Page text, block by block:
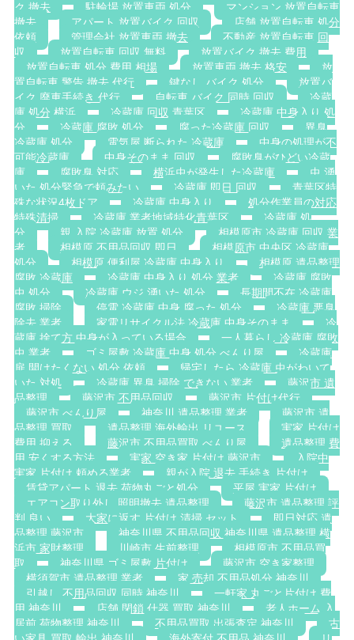
ク 撤去
駐輪場 放置車両 処分
マンション 放置自転車
撤去
アパート 放置バイク 回収
店舗 放置自転車 処分
依頼
管理会社 放置車両 撤去
不動産 放置自転車 回
収
放置自転車 回収 無料
放置バイク 撤去 費用
放置自転車 処分 費用 相場
放置車両 撤去 格安
放
置自転車 警告 撤去 代行
鍵なし バイク 処分
放置バ
イク 廃車手続き 代行
自転車 バイク 同時 回収
冷蔵
庫 処分 横浜
冷蔵庫 回収 青葉区
冷蔵庫 中身入り 処
分
冷蔵庫 腐敗 処分 腐った冷蔵庫 回収
異臭
冷蔵庫 処分
電気屋 断られた 冷蔵庫
中身の処理が不
可能冷蔵庫
中身そのまま 回収
腐敗臭がひどい冷蔵
庫
腐敗臭 対応 横浜虫が発生した冷蔵庫
虫 湧
いた 処分緊急で頼みたい
冷蔵庫 即日 回収
青葉区特
殊な状況4枚ドア
冷蔵庫 中身入り
処分作業員の対応
特殊清掃
冷蔵庫 業者地域特化青葉区
冷蔵庫 処
分
親 入院 冷蔵庫 放置 処分
相模原市 冷蔵庫 回収 業
者
相模原 不用品回収 即日
相模原市 中央区 冷蔵庫
処分
相模原 便利屋 冷蔵庫 中身入り
相模原 遺品整理
腐敗 冷蔵庫
冷蔵庫 中身入り 処分 業者
冷蔵庫 腐敗
虫 処分
冷蔵庫 ウジ 湧いた 処分
長期間不在 冷蔵庫
腐敗 掃除
停電 冷蔵庫 中身 腐った 処分
冷蔵庫 悪臭
除去 業者
家電リサイクル法 冷蔵庫 中身そのまま
冷
蔵庫 捨て方 中身が入っている場合
一人暮らし 冷蔵庫 腐敗
虫 業者
ゴミ屋敷 冷蔵庫 中身 処分 べんり屋
冷蔵庫
扉 開けたくない 処分 依頼
帰宅したら 冷蔵庫 虫がわいて
いた 対処
冷蔵庫 異臭 掃除 できない 業者
藤沢市 遺
品整理
藤沢市 不用品回収
藤沢市 片付け代行
藤沢市 べんり屋
神奈川 遺品整理 業者
藤沢市 遺
品整理 買取
遺品整理 海外輸出 リユース
実家 片付け
費用 抑える
藤沢市 不用品買取 べんり屋
遺品整理 費
用 安くする方法
実家 空き家 片付け 藤沢市
入院中
実家 片付け 頼める業者
親が入院 退去 手続き 片付け
賃貸アパート 退去 荷物丸ごと処分
平屋 実家 片付け
エアコン取り外し 照明撤去 遺品整理
藤沢市 遺品整理 評
判 良い
大家に返す 片付け 清掃 セット
即日対応 遺
品整理 藤沢市
神奈川県 不用品回収 神奈川県 遺品整理 横
浜市 家財整理
川崎市 生前整理
相模原市 不用品買
取
神奈川県 ゴミ屋敷 片付け
藤沢市 空き家整理
横須賀市 遺品整理 業者
家 売却 不用品処分 神奈川
引越し 不用品回収 同時 神奈川
一軒家 丸ごと片付け 費
用 神奈川
店舗 閉鎖 什器 買取 神奈川
老人ホーム 入
居前 荷物整理 神奈川
不用品買取 出張査定 神奈川
古